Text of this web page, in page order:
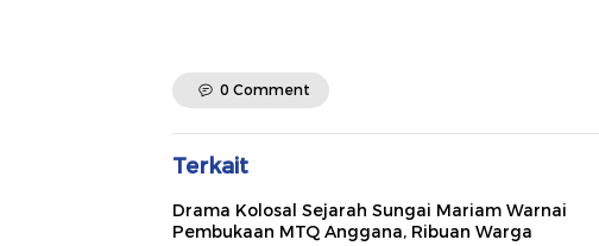
0 Comment
Terkait
Drama Kolosal Sejarah Sungai Mariam Warnai
Pembukaan MTQ Anggana, Ribuan Warga